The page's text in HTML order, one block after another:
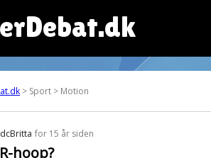
> Sport > Motion
for 15 år siden
hoop?